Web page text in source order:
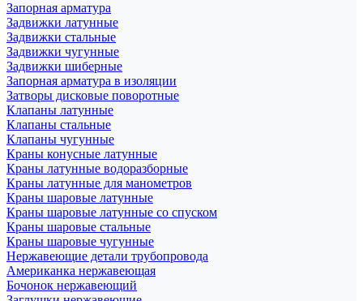
Запорная арматура
Задвижки латунные
Задвижки стальные
Задвижки чугунные
Задвижки шиберные
Запорная арматура в изоляции
Затворы дисковые поворотные
Клапаны латунные
Клапаны стальные
Клапаны чугунные
Краны конусные латунные
Краны латунные водоразборные
Краны латунные для манометров
Краны шаровые латунные
Краны шаровые латунные со спуском
Краны шаровые стальные
Краны шаровые чугунные
Нержавеющие детали трубопровода
Американка нержавеющая
Бочонок нержавеющий